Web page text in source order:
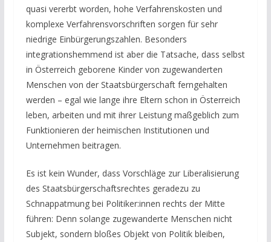
quasi vererbt worden, hohe Verfahrenskosten und
komplexe Verfahrensvorschriften sorgen für sehr
niedrige Einbürgerungszahlen. Besonders
integrationshemmend ist aber die Tatsache, dass selbst
in Österreich geborene Kinder von zugewanderten
Menschen von der Staatsbürgerschaft ferngehalten
werden – egal wie lange ihre Eltern schon in Österreich
leben, arbeiten und mit ihrer Leistung maßgeblich zum
Funktionieren der heimischen Institutionen und
Unternehmen beitragen.
Es ist kein Wunder, dass Vorschläge zur Liberalisierung
des Staatsbürgerschaftsrechtes geradezu zu
Schnappatmung bei Politiker:innen rechts der Mitte
führen: Denn solange zugewanderte Menschen nicht
Subjekt, sondern bloßes Objekt von Politik bleiben,